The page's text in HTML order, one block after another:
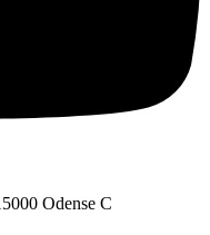
5000 Odense C